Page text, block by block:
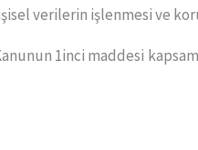
verilerin işlenmesi ve
1inci maddesi